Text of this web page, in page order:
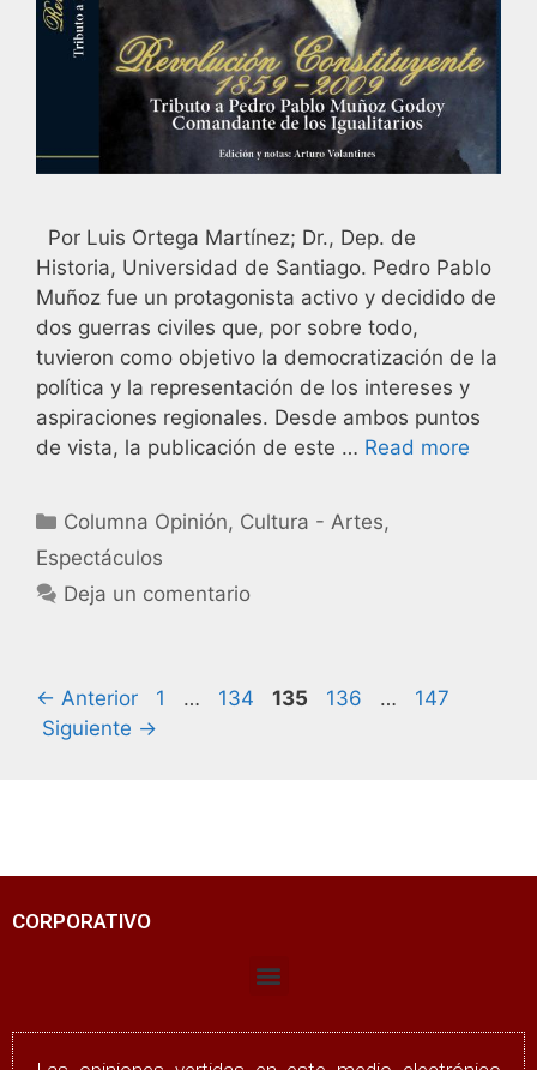
Por Luis Ortega Martínez; Dr., Dep. de
Historia, Universidad de Santiago. Pedro Pablo
Muñoz fue un protagonista activo y decidido de
dos guerras civiles que, por sobre todo,
tuvieron como objetivo la democratización de la
política y la representación de los intereses y
aspiraciones regionales. Desde ambos puntos
de vista, la publicación de este … Read more
Columna Opinión, Cultura - Artes,
Espectáculos
Deja un comentario
← Anterior 1 … 134 135 136 …
147
Siguiente →
CORPORATIVO